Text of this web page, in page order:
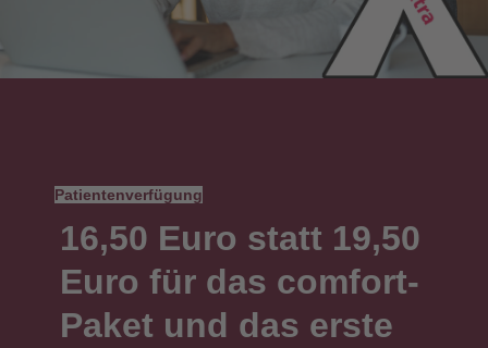
Patientenverfügung
16,50 Euro statt 19,50
Euro für das comfort-
Paket und das erste